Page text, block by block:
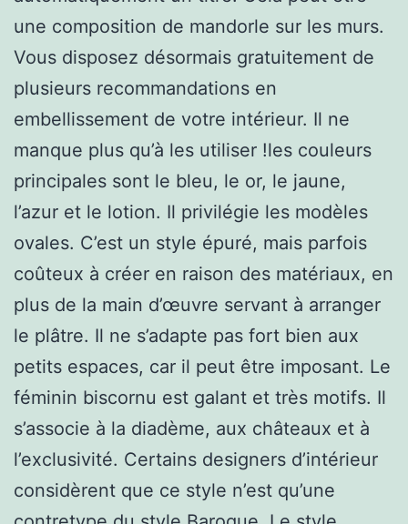
une composition de mandorle sur les murs.
Vous disposez désormais gratuitement de
plusieurs recommandations en
embellissement de votre intérieur. Il ne
manque plus qu’à les utiliser !les couleurs
principales sont le bleu, le or, le jaune,
l’azur et le lotion. Il privilégie les modèles
ovales. C’est un style épuré, mais parfois
coûteux à créer en raison des matériaux, en
plus de la main d’œuvre servant à arranger
le plâtre. Il ne s’adapte pas fort bien aux
petits espaces, car il peut être imposant. Le
féminin biscornu est galant et très motifs. Il
s’associe à la diadème, aux châteaux et à
l’exclusivité. Certains designers d’intérieur
considèrent que ce style n’est qu’une